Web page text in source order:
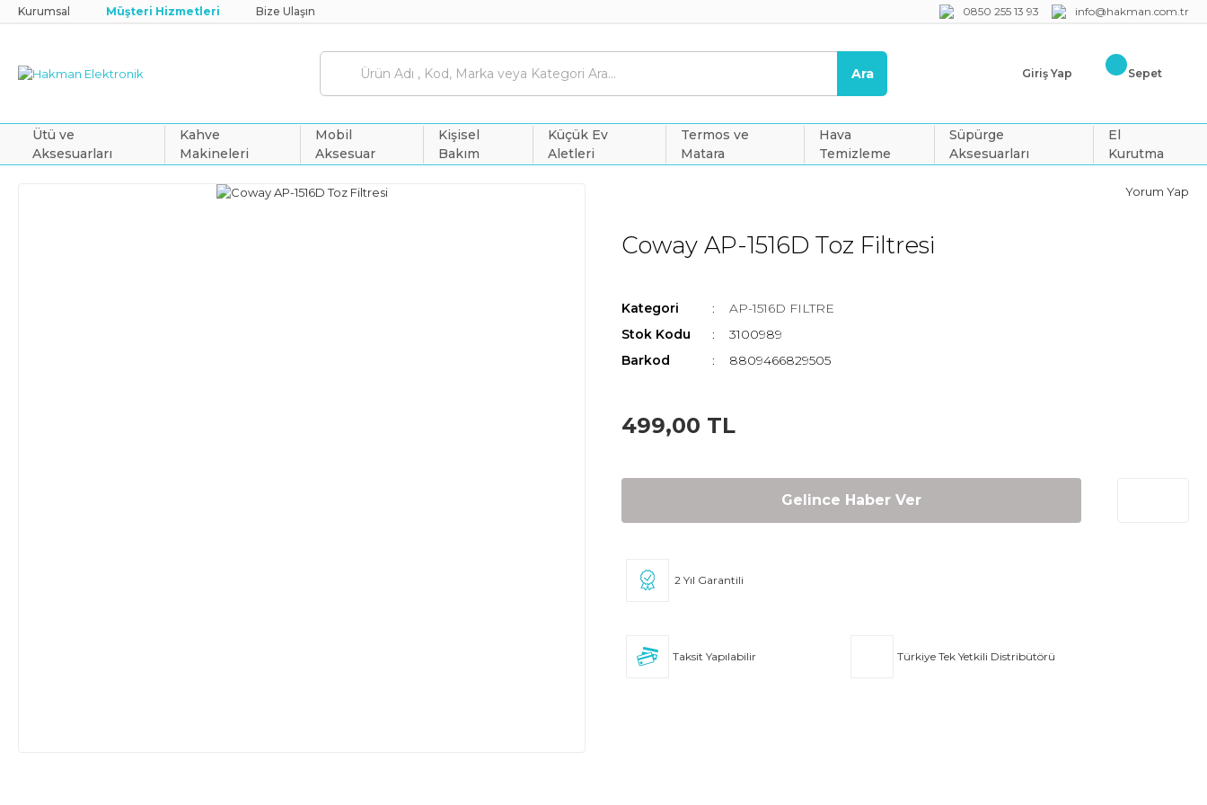
Kurumsal Müşteri Hizmetleri Bize Ulaşın 0850 255 13 93 info@hakman.com.tr
Ara Giriş Yap Sepet
Ütü ve
Aksesuarları
Kahve
Makineleri
Mobil
Aksesuar
Kişisel
Bakım
Küçük Ev
Aletleri
Termos ve
Matara
Hava
Temizleme
Süpürge
Aksesuarları
El
Kurutma
Yorum Yap
Coway AP-1516D Toz Filtresi
Kategori
AP-1516D FILTRE
Stok Kodu
3100989
Barkod
8809466829505
499,00 TL
Gelince Haber Ver
2 Yıl Garantili
Taksit Yapılabilir Türkiye Tek Yetkili Distribütörü